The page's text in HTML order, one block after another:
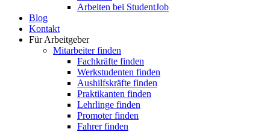
Arbeiten bei StudentJob
Blog
Kontakt
Für Arbeitgeber
Mitarbeiter finden
Fachkräfte finden
Werkstudenten finden
Aushilfskräfte finden
Praktikanten finden
Lehrlinge finden
Promoter finden
Fahrer finden